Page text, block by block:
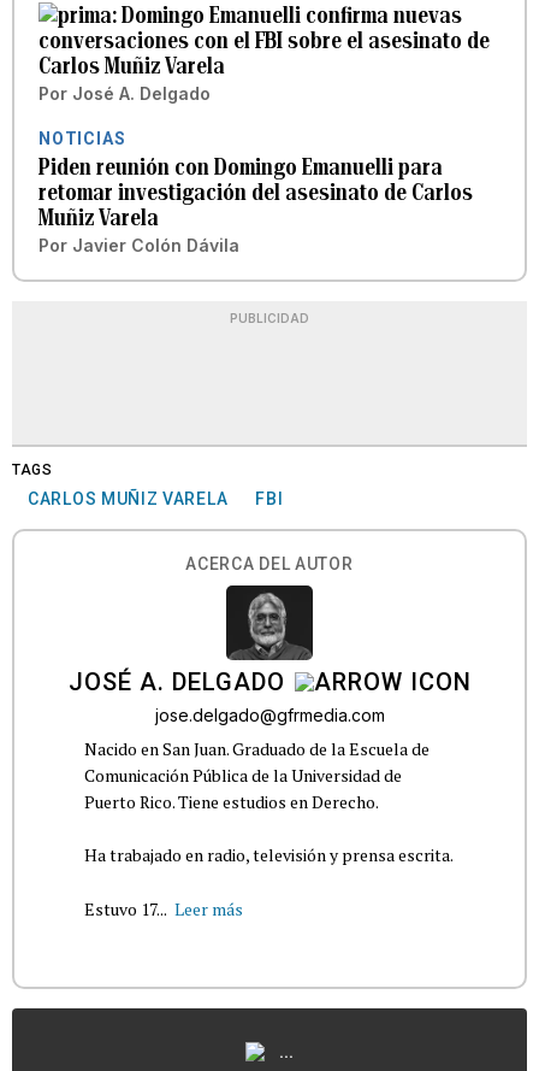
Domingo Emanuelli confirma nuevas
conversaciones con el FBI sobre el asesinato de
Carlos Muñiz Varela
Por José A. Delgado
NOTICIAS
Piden reunión con Domingo Emanuelli para
retomar investigación del asesinato de Carlos
Muñiz Varela
Por Javier Colón Dávila
PUBLICIDAD
TAGS
CARLOS MUÑIZ VARELA FBI
ACERCA DEL AUTOR
JOSÉ A. DELGADO
jose.delgado@gfrmedia.com
Nacido en San Juan. Graduado de la Escuela de
Comunicación Pública de la Universidad de
Puerto Rico. Tiene estudios en Derecho.
Ha trabajado en radio, televisión y prensa escrita.
Estuvo 17... Leer más
...